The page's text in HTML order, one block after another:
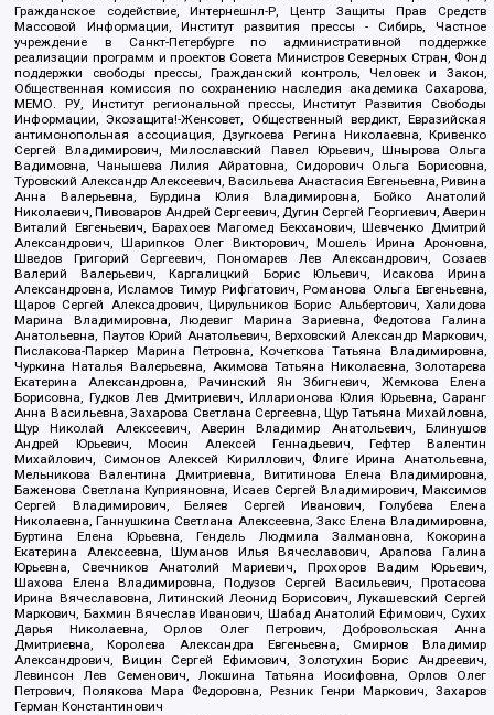
Гражданское содействие, Интернешнл-Р, Центр Защиты Прав Средств
Массовой Информации, Институт развития прессы - Сибирь, Частное
учреждение в Санкт-Петербурге по административной поддержке
реализации программ и проектов Совета Министров Северных Стран, Фонд
поддержки свободы прессы, Гражданский контроль, Человек и Закон,
Общественная комиссия по сохранению наследия академика Сахарова,
МЕМО. РУ, Институт региональной прессы, Институт Развития Свободы
Информации, Экозащита!-Женсовет, Общественный вердикт, Евразийская
антимонопольная ассоциация, Дзугкоева Регина Николаевна, Кривенко
Сергей Владимирович, Милославский Павел Юрьевич, Шнырова Ольга
Вадимовна, Чанышева Лилия Айратовна, Сидорович Ольга Борисовна,
Туровский Александр Алексеевич, Васильева Анастасия Евгеньевна, Ривина
Анна Валерьевна, Бурдина Юлия Владимировна, Бойко Анатолий
Николаевич, Пивоваров Андрей Сергеевич, Дугин Сергей Георгиевич, Аверин
Виталий Евгеньевич, Барахоев Магомед Бекханович, Шевченко Дмитрий
Александрович, Шарипков Олег Викторович, Мошель Ирина Ароновна,
Шведов Григорий Сергеевич, Пономарев Лев Александрович, Созаев
Валерий Валерьевич, Каргалицкий Борис Юльевич, Исакова Ирина
Александровна, Исламов Тимур Рифгатович, Романова Ольга Евгеньевна,
Щаров Сергей Алексадрович, Цирульников Борис Альбертович, Халидова
Марина Владимировна, Людевиг Марина Зариевна, Федотова Галина
Анатольевна, Паутов Юрий Анатольевич, Верховский Александр Маркович,
Пислакова-Паркер Марина Петровна, Кочеткова Татьяна Владимировна,
Чуркина Наталья Валерьевна, Акимова Татьяна Николаевна, Золотарева
Екатерина Александровна, Рачинский Ян Збигневич, Жемкова Елена
Борисовна, Гудков Лев Дмитриевич, Илларионова Юлия Юрьевна, Саранг
Анна Васильевна, Захарова Светлана Сергеевна, Щур Татьяна Михайловна,
Щур Николай Алексеевич, Аверин Владимир Анатольевич, Блинушов
Андрей Юрьевич, Мосин Алексей Геннадьевич, Гефтер Валентин
Михайлович, Симонов Алексей Кириллович, Флиге Ирина Анатольевна,
Мельникова Валентина Дмитриевна, Вититинова Елена Владимировна,
Баженова Светлана Куприяновна, Исаев Сергей Владимирович, Максимов
Сергей Владимирович, Беляев Сергей Иванович, Голубева Елена
Николаевна, Ганнушкина Светлана Алексеевна, Закс Елена Владимировна,
Буртина Елена Юрьевна, Гендель Людмила Залмановна, Кокорина
Екатерина Алексеевна, Шуманов Илья Вячеславович, Арапова Галина
Юрьевна, Свечников Анатолий Мариевич, Прохоров Вадим Юрьевич,
Шахова Елена Владимировна, Подузов Сергей Васильевич, Протасова
Ирина Вячеславовна, Литинский Леонид Борисович, Лукашевский Сергей
Маркович, Бахмин Вячеслав Иванович, Шабад Анатолий Ефимович, Сухих
Дарья Николаевна, Орлов Олег Петрович, Добровольская Анна
Дмитриевна, Королева Александра Евгеньевна, Смирнов Владимир
Александрович, Вицин Сергей Ефимович, Золотухин Борис Андреевич,
Левинсон Лев Семенович, Локшина Татьяна Иосифовна, Орлов Олег
Петрович, Полякова Мара Федоровна, Резник Генри Маркович, Захаров
Герман Константинович